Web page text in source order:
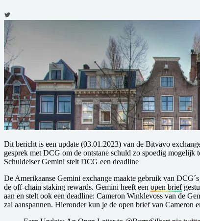
D it bericht is een update (03.01.2023) van de Bitvavo
gesprek met DCG om de ontstane schuld zo spoedig mogelijk
S chuldeiser Gemini stelt DCG een deadline
D e Amerikaanse Gemini exchange maakte gebruik van
de off-chain staking rewards. Gemini heeft een open brief
aan en stelt ook een deadline: Cameron Winklevoss van de
zal aanspannen. Hieronder kun je de open brief van Cameron